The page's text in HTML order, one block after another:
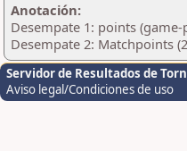
Anotación:
Desempate 1: points
Desempate 2: Matchpoints
Servidor de Resultados de
Aviso legal/Condiciones de uso